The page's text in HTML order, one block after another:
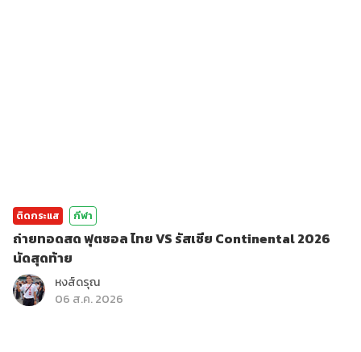
ติดกระแส กีฬา
ถ่ายทอดสด ฟุตซอล ไทย VS รัสเซีย Continental 2026
นัดสุดท้าย
หงส์ดรุณ
06 ส.ค. 2026